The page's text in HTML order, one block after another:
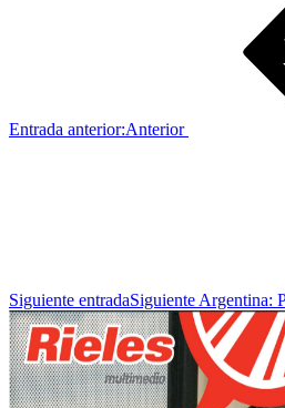
Entrada anterior:Anterior
Siguiente entradaSiguiente Argentina: